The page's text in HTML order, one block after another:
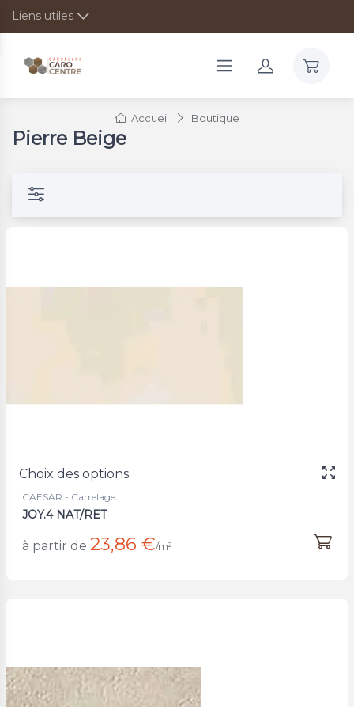
Liens utiles
Accueil Boutique
Pierre Beige
Choix des options
CAESAR - Carrelage
JOY.4 NAT/RET
à partir de 23,86 €/m²